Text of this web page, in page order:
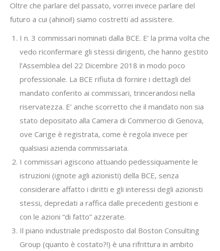
Oltre che parlare del passato, vorrei invece parlare del
futuro a cui (ahinoi!) siamo costretti ad assistere.
I n. 3 commissari nominati dalla BCE. E’ la prima volta che
vedo riconfermare gli stessi dirigenti, che hanno gestito
l’Assemblea del 22 Dicembre 2018 in modo poco
professionale. La BCE rifiuta di fornire i dettagli del
mandato conferito ai commissari, trincerandosi nella
riservatezza. E’ anche scorretto che il mandato non sia
stato depositato alla Camera di Commercio di Genova,
ove Carige è registrata, come è regola invece per
qualsiasi azienda commissariata.
I commissari agiscono attuando pedessiquamente le
istruzioni (ignote agli azionisti) della BCE, senza
considerare affatto i diritti e gli interessi degli azionisti
stessi, depredati a raffica dalle precedenti gestioni e
con le azioni “di fatto” azzerate.
Il piano industriale predisposto dal Boston Consulting
Group (quanto è costato?!) è una rifrittura in ambito